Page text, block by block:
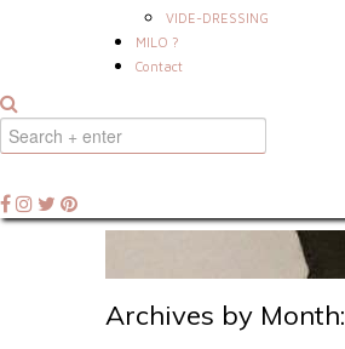
VIDE-DRESSING
MILO ?
Contact
Archives by Month: